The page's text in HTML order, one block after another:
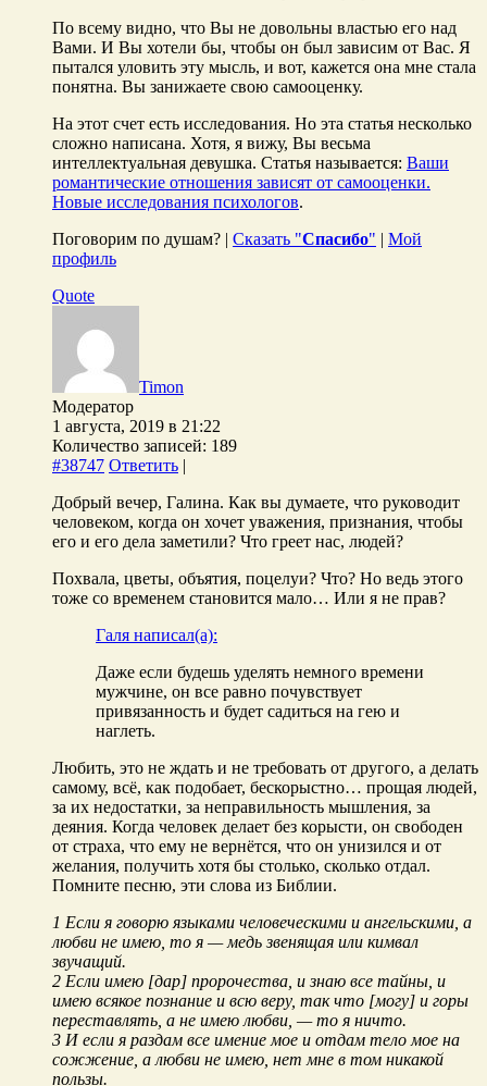
По всему видно, что Вы не довольны властью его над
Вами. И Вы хотели бы, чтобы он был зависим от Вас. Я
пытался уловить эту мысль, и вот, кажется она мне стала
понятна. Вы занижаете свою самооценку.
На этот счет есть исследования. Но эта статья несколько
сложно написана. Хотя, я вижу, Вы весьма
интеллектуальная девушка. Статья называется: Ваши
романтические отношения зависят от самооценки.
Новые исследования психологов.
Поговорим по душам? | Сказать "Спасибо" | Мой
профиль
Quote
Timon
Модератор
1 августа, 2019 в 21:22
Количество записей: 189
#38747 Ответить |
Добрый вечер, Галина. Как вы думаете, что руководит
человеком, когда он хочет уважения, признания, чтобы
его и его дела заметили? Что греет нас, людей?
Похвала, цветы, объятия, поцелуи? Что? Но ведь этого
тоже со временем становится мало… Или я не прав?
Галя написал(а):
Даже если будешь уделять немного времени
мужчине, он все равно почувствует
привязанность и будет садиться на гею и
наглеть.
Любить, это не ждать и не требовать от другого, а делать
самому, всё, как подобает, бескорыстно… прощая людей,
за их недостатки, за неправильность мышления, за
деяния. Когда человек делает без корысти, он свободен
от страха, что ему не вернётся, что он унизился и от
желания, получить хотя бы столько, сколько отдал.
Помните песню, эти слова из Библии.
1 Если я говорю языками человеческими и ангельскими, а
любви не имею, то я — медь звенящая или кимвал
звучащий.
2 Если имею [дар] пророчества, и знаю все тайны, и
имею всякое познание и всю веру, так что [могу] и горы
переставлять, а не имею любви, — то я ничто.
3 И если я раздам все имение мое и отдам тело мое на
сожжение, а любви не имею, нет мне в том никакой
пользы.